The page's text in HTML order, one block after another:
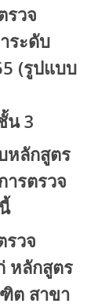
รวจ
ระดับ
(รูปแบบ
น 3
หลักสูตร
รตรวจ
วจ
หลักสูตร
ต สาขา